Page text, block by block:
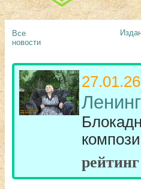
Все
новости
27.01.26
рейтинг